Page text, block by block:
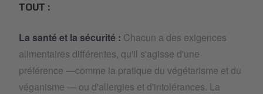
TOUT :
La santé et la sécurité : Chacun a des exigences
alimentaires différentes, qu'il s'agisse d'une
préférence —comme la pratique du végétarisme et du
véganisme — ou d'allergies et d'intolérances. La